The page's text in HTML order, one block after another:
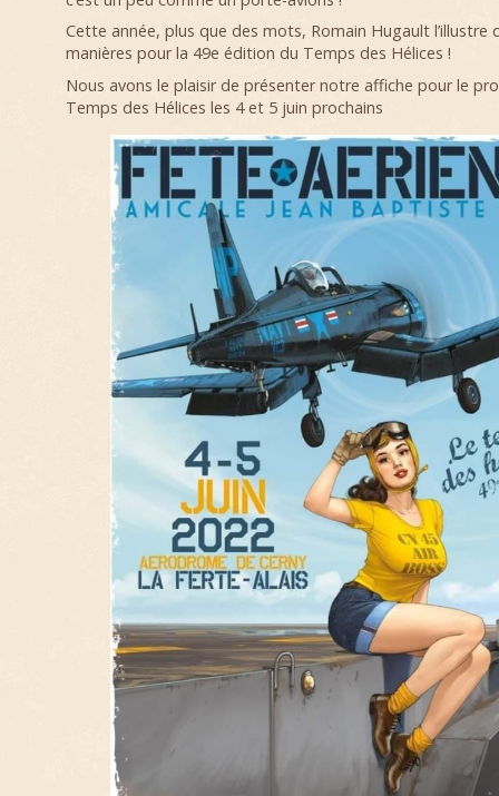
Cette année, plus que des mots, Romain Hugault l’illustre
manières pour la 49e édition du Temps des Hélices !
Nous avons le plaisir de présenter notre affiche pour le
Temps des Hélices les 4 et 5 juin prochains